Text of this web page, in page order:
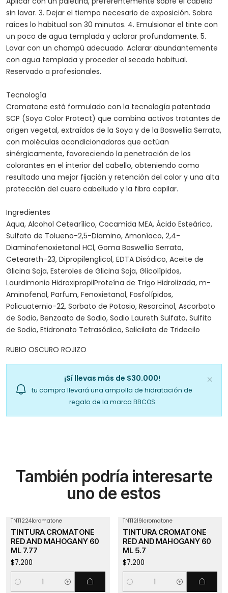
sin lavar. 3. Dejar el tiempo necesario de exposición. Sobre
raíces lo habitual son 30 minutos. 4. Emulsionar el tinte con
un poco de agua templada y aclarar profundamente. 5.
Lavar con un champú adecuado. Aclarar abundantemente
con agua templada y proceder al secado habitual.
Reservado a profesionales.
Tecnología
Cromatone está formulado con la tecnología patentada
SCP (Soya Color Protect) que combina activos tratantes de
origen vegetal, extraídos de la Soya y de la Boswellia Serrata,
con moléculas acondicionadoras que actúan
sinérgicamente, favoreciendo la penetración de los
colorantes en el interior del cabello, obteniendo como
resultado una mejor fijación y retención del color y una alta
protección del cuero cabelludo y la fibra capilar.
Ingredientes
Aqua, Alcohol Cetearílico, Cocamida MEA, Ácido Esteárico,
Sulfato de Tolueno-2,5-Diamino, Amoníaco, 2,4-
Diaminofenoxietanol HCl, Goma Boswellia Serrata,
Ceteareth-23, Dipropilenglicol, EDTA Disódico, Aceite de
Glicina Soja, Esteroles de Glicina Soja, Glicolípidos,
Laurdimonio HidroxipropilProteína de Trigo Hidrolizada, m-
Aminofenol, Parfum, Fenoxietanol, Fosfolípidos,
Policuaternio-22, Sorbato de Potasio, Resorcinol, Ascorbato
de Sodio, Benzoato de Sodio, Sodio Laureth Sulfato, Sulfito
de Sodio, Etidronato Tetrasódico, Salicilato de Tridecilo
RUBIO OSCURO ROJIZO
¡Sí llevas más de $30.000!
tu compra llevará una ampolla de hidratación de
regalo de la marca BBCOS
También podría interesarte
uno de estos
TNT1224|cromatone
TINTURA CROMATONE
RED AND MAHOGANY 60
ML 7.77
$7.200
Cantidad
TNT1219|cromatone
TINTURA CROMATONE
RED AND MAHOGANY 60
ML 5.7
$7.200
Cantidad